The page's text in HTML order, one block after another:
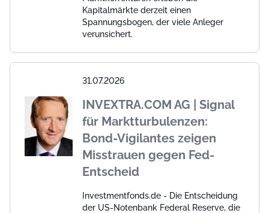
Kapitalmärkte derzeit einen
Spannungsbogen, der viele Anleger
verunsichert.
31.07.2026
INVEXTRA.COM AG | Signal
für Marktturbulenzen:
Bond-Vigilantes zeigen
Misstrauen gegen Fed-
Entscheid
Investmentfonds.de - Die Entscheidung
der US-Notenbank Federal Reserve, die